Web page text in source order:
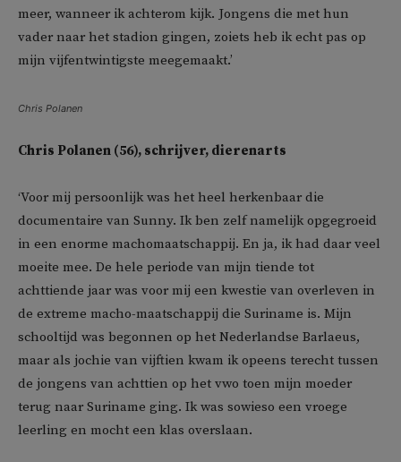
meer, wanneer ik achterom kijk. Jongens die met hun
vader naar het stadion gingen, zoiets heb ik echt pas op
mijn vijfentwintigste meegemaakt.’
Chris Polanen
Chris Polanen (56), schrijver, dierenarts
‘Voor mij persoonlijk was het heel herkenbaar die
documentaire van Sunny. Ik ben zelf namelijk opgegroeid
in een enorme machomaatschappij. En ja, ik had daar veel
moeite mee. De hele periode van mijn tiende tot
achttiende jaar was voor mij een kwestie van overleven in
de extreme macho-maatschappij die Suriname is. Mijn
schooltijd was begonnen op het Nederlandse Barlaeus,
maar als jochie van vijftien kwam ik opeens terecht tussen
de jongens van achttien op het vwo toen mijn moeder
terug naar Suriname ging. Ik was sowieso een vroege
leerling en mocht een klas overslaan.